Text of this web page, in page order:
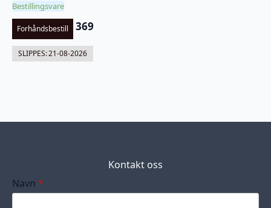
Bestillingsvare
Forhåndsbestill 369
SLIPPES:21-08-2026
Kontakt oss
Navn *